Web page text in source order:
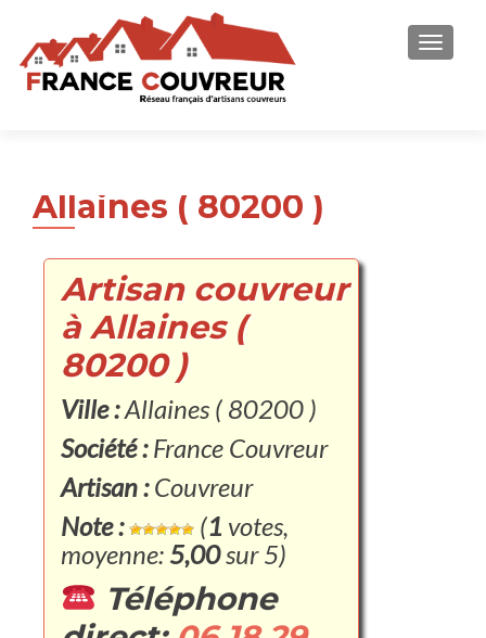
Allaines ( 80200 )
Artisan couvreur
à Allaines (
80200 )
Ville :Allaines ( 80200 )
Société :France Couvreur
Artisan :Couvreur
Note :
(1 votes,
moyenne: 5,00sur 5)
Téléphone